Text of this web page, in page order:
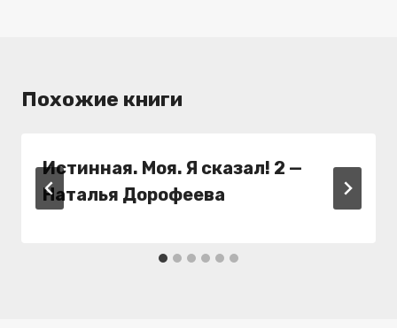
Похожие книги
Истинная. Моя. Я сказал! 2 —
Наталья Дорофеева